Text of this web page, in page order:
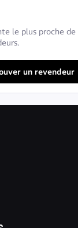
le plus proche de
un revendeur